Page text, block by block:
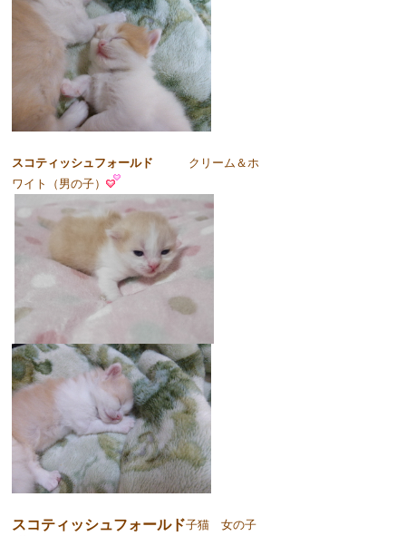
スコティッシュフォールド クリーム＆ホ
ワイト（男の子）
スコティッシュフォールド子猫 女の子